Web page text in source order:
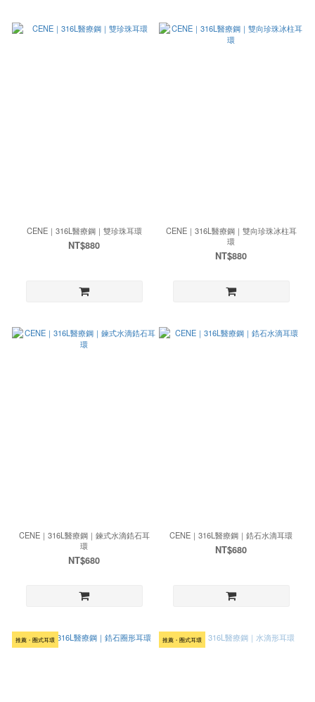
CENE｜316L醫療鋼｜雙珍珠耳環
NT$880
CENE｜316L醫療鋼｜雙向珍珠冰柱耳
環
NT$880
CENE｜316L醫療鋼｜鍊式水滴鋯石耳
環
NT$680
CENE｜316L醫療鋼｜鋯石水滴耳環
NT$680
推薦・圈式耳環 推薦・圈式耳環